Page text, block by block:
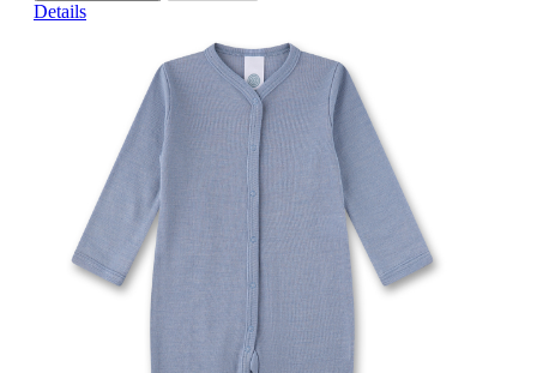
Details